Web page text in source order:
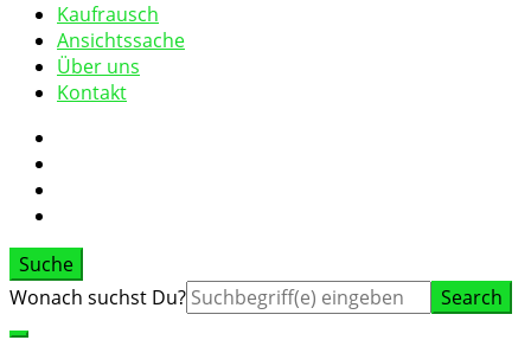
Kaufrausch
Ansichtssache
Über uns
Kontakt
Suche
Suche
Wonach suchst Du?